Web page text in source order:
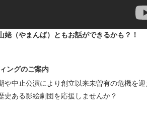
（やまんば）ともお話ができるかも？！
ングのご案内
中止公演により創立以来未曽有の危機を迎
史ある影絵劇団を応援しませんか？